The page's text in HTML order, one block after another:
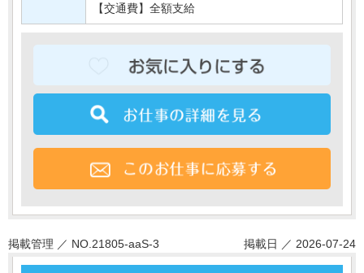
【交通費】全額支給
掲載管理 ／ NO.21805-aaS-3 掲載日 ／ 2026-07-24